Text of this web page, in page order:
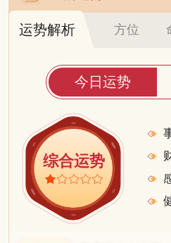
运势解析 方位
今日运势
综合运势